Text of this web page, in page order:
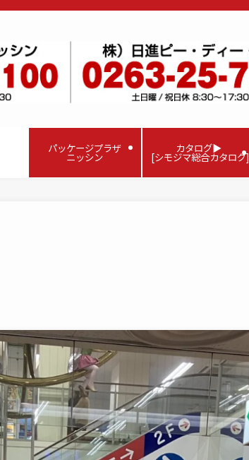
パッケージプラザ
ニッシン
カタログ▶
[シモジマ総合カタログ]